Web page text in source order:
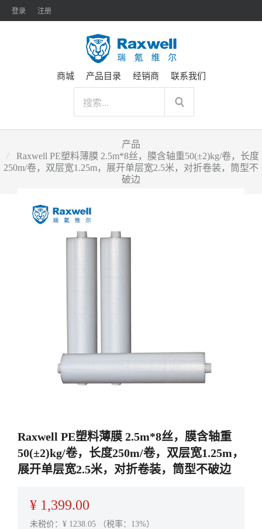
登录 注册
商城 产品目录 经销商 联系我们
产品
Raxwell PE塑料薄膜 2.5m*8丝，膜含轴重50(±2)kg/卷，长度
250m/卷，双层宽1.25m，展开单层宽2.5米，对折卷装，筒型不
破边
Raxwell PE塑料薄膜 2.5m*8丝，膜含轴重
50(±2)kg/卷，长度250m/卷，双层宽1.25m，
展开单层宽2.5米，对折卷装，筒型不破边
¥ 1,399.00
未税价：¥ 1238.05 （税率：13%）